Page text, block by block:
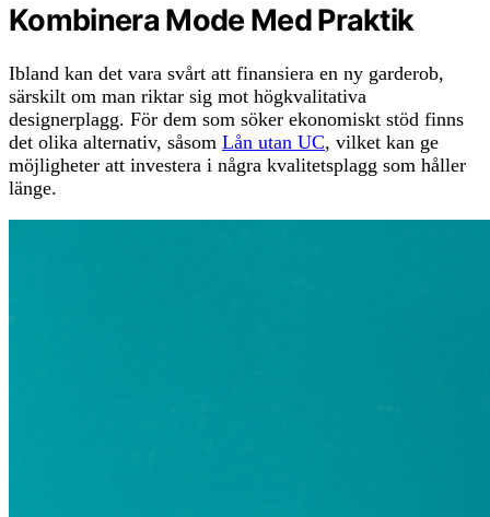
Kombinera Mode Med Praktik
Ibland kan det vara svårt att finansiera en ny garderob,
särskilt om man riktar sig mot högkvalitativa
designerplagg. För dem som söker ekonomiskt stöd finns
det olika alternativ, såsom Lån utan UC, vilket kan ge
möjligheter att investera i några kvalitetsplagg som håller
länge.